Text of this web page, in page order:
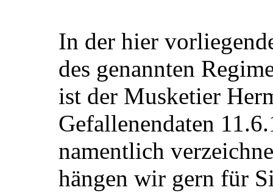
In der hier
des genannten
ist der Musketier
Gefallenendaten
namentlich
hängen wir gern für